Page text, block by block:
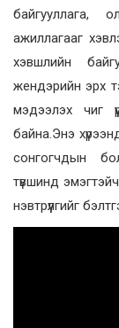
байгууллага,
ажиллагааг
хэвшлийн
жендэрийн эрх
мэдээлэх чиг
байна.Энэ
сонгогчдын
түвшинд
нэвтрүүлгийг